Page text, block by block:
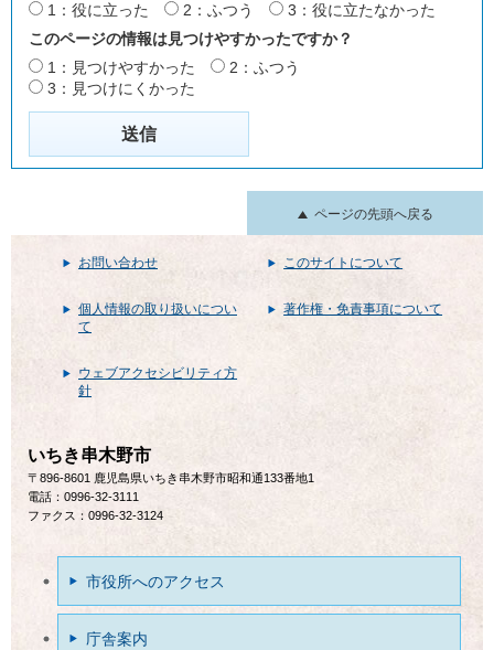
1：役に立った
2：ふつう
3：役に立たなかった
このページの情報は見つけやすかったですか？
1：見つけやすかった
2：ふつう
3：見つけにくかった
ページの先頭へ戻る
お問い合わせ このサイトについて
個人情報の取り扱いについ
て
著作権・免責事項について
ウェブアクセシビリティ方
針
いちき串木野市
〒896-8601 鹿児島県いちき串木野市昭和通133番地1
電話：0996-32-3111
ファクス：0996-32-3124
市役所へのアクセス
庁舎案内